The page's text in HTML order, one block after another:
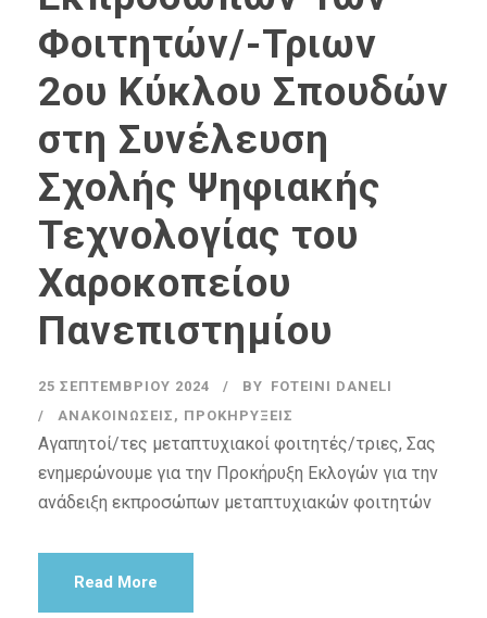
Φοιτητών/-Τριων
2ου Κύκλου Σπουδών
στη Συνέλευση
Σχολής Ψηφιακής
Τεχνολογίας του
Χαροκοπείου
Πανεπιστημίου
25 ΣΕΠΤΕΜΒΡΊΟΥ 2024 BY FOTEINI DANELI
ΑΝΑΚΟΙΝΏΣΕΙΣ , ΠΡΟΚΗΡΎΞΕΙΣ
Αγαπητοί/τες μεταπτυχιακοί φοιτητές/τριες, Σας
ενημερώνουμε για την Προκήρυξη Εκλογών για την
ανάδειξη εκπροσώπων μεταπτυχιακών φοιτητών
Read More